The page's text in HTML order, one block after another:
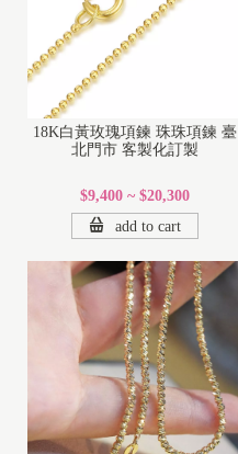
18K白黃玫瑰項鍊 珠珠項鍊 臺
北門市 客製化訂製
$9,400 ~ $20,300
add to cart